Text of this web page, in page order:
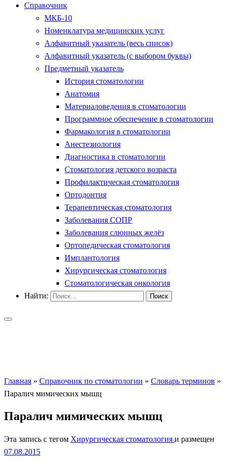
Справочник
МКБ-10
Номенклатура медицинских услуг
Алфавитный указатель (весь список)
Алфавитный указатель (с выбором буквы)
Предметный указатель
История стоматологии
Анатомия
Материаловедения в стоматологии
Программное обеспечение в стоматологии
Фармакология в стоматологии
Анестезиология
Диагностика в стоматологии
Стоматология детского возраста
Профилактическая стоматология
Ортодонтия
Терапевтическая стоматология
Заболевания СОПР
Заболевания слюнных желёз
Ортопедическая стоматология
Имплантология
Хирургическая стоматология
Стоматологическая онкология
Найти:
Главная » Справочник по стоматологии » Словарь терминов »
Паралич мимических мышц
Паралич мимических мышц
Эта запись с тегом Хирургическая стоматология и размещен
07.08.2015